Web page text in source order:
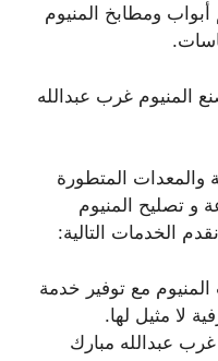
ومطابخ المنيوم
المنيوم غرب عبدالله
والمعدات المتطورة
و تصليح المنيوم
الخدمات التالية:
مع توفير خدمة
لا مثيل لها.
عبدالله مبارك